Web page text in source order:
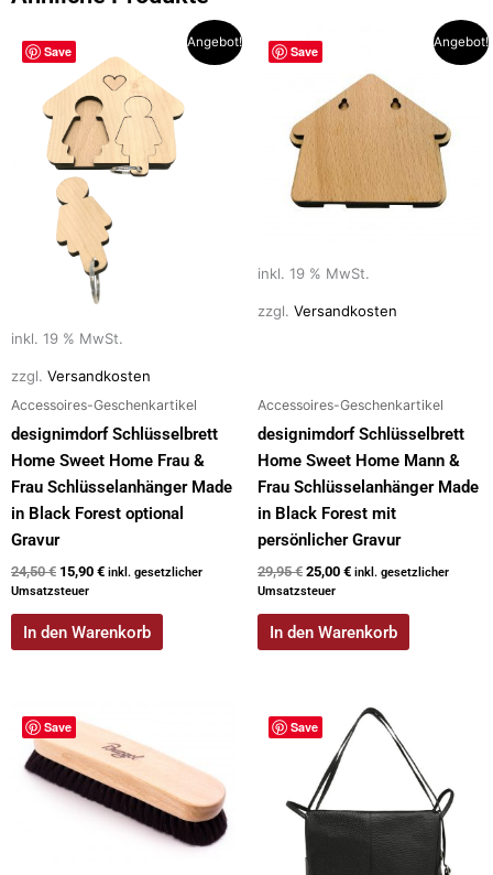
o
k
n
Save
Angebot!
inkl. 19 % MwSt.
zzgl. Versandkosten
Accessoires-Geschenkartikel
designimdorf Schlüsselbrett
Home Sweet Home Frau &
Frau Schlüsselanhänger Made
in Black Forest optional
Gravur
24,50€
Preis
war:
24,50 €
15,90 €
Preis
ist:
15,90 €.
inkl. gesetzlicher
Umsatzsteuer
In den Warenkorb
Save
Angebot!
inkl. 19 % MwSt.
zzgl. Versandkosten
Accessoires-Geschenkartikel
designimdorf Schlüsselbrett
Home Sweet Home Mann &
Frau Schlüsselanhänger Made
in Black Forest mit
persönlicher Gravur
29,95€
Preis
29,95 €
25,00 €
ist:
25,00 €.
inkl. gesetzlicher
Umsatzsteuer
In den Warenkorb
Save Save
Dieses
Produkt
mehrere
Varianten